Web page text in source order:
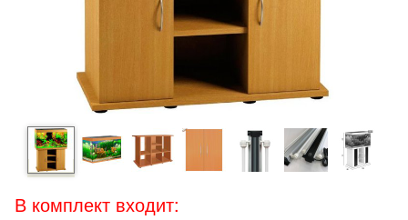
В комплект входит: